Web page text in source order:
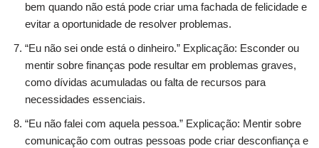
bem quando não está pode criar uma fachada de felicidade e
evitar a oportunidade de resolver problemas.
“Eu não sei onde está o dinheiro.” Explicação: Esconder ou
mentir sobre finanças pode resultar em problemas graves,
como dívidas acumuladas ou falta de recursos para
necessidades essenciais.
“Eu não falei com aquela pessoa.” Explicação: Mentir sobre
comunicação com outras pessoas pode criar desconfiança e